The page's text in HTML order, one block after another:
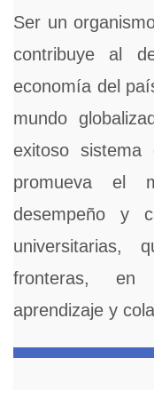
Ser un
contribuye al
economía del
mundo
exitoso sistema
promueva el
desempeño y
fronteras, en
aprendizaje y